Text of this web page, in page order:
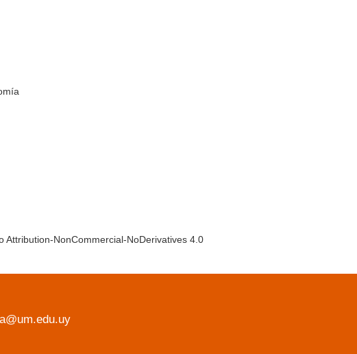
NonCommercial-NoDerivatives 4.0